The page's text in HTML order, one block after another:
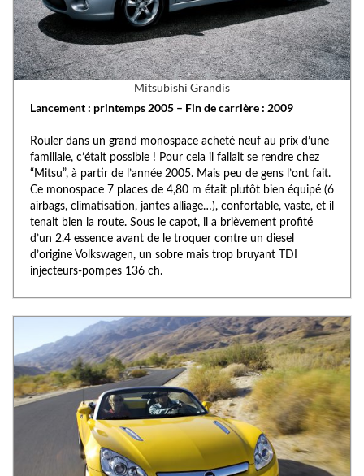
Mitsubishi Grandis
Lancement : printemps 2005 – Fin de carrière : 2009
Rouler dans un grand monospace acheté neuf au prix d’une
familiale, c’était possible ! Pour cela il fallait se rendre chez
“Mitsu”, à partir de l’année 2005. Mais peu de gens l’ont fait.
Ce monospace 7 places de 4,80 m était plutôt bien équipé (6
airbags, climatisation, jantes alliage…), confortable, vaste, et il
tenait bien la route. Sous le capot, il a brièvement profité
d’un 2.4 essence avant de le troquer contre un diesel
d’origine Volkswagen, un sobre mais trop bruyant TDI
injecteurs-pompes 136 ch.